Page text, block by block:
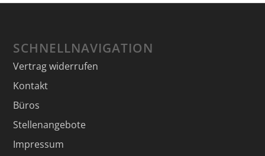
SCHNELLNAVIGATION
Vertrag widerrufen
Kontakt
Büros
Stellenangebote
Impressum